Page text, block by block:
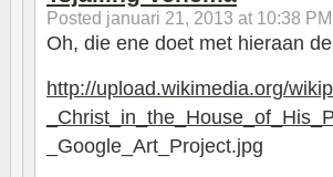
Posted januari 21, 2013 at 10:38 PM
Oh, die ene doet met hieraan
http://upload.wikimedia.org/
_Google_Art_Project.jpg